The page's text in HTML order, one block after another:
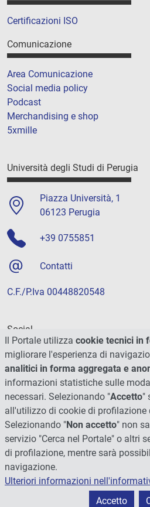
Certificazioni ISO
Comunicazione
Area Comunicazione
Social media policy
Podcast
Merchandising e shop
5xmille
Università degli Studi di Perugia
Piazza Università, 1
06123 Perugia
+39 0755851
Contatti
C.F./P.Iva 00448820548
Social
© 2026 - Università degli
Il Portale utilizza cookie tecnici in
migliorare l'esperienza di
analitici in forma aggregata e
informazioni statistiche sulle
necessari. Selezionando "Accetto"
all'utilizzo di cookie di profilazione
Selezionando "Non accetto" non
servizio "Cerca nel Portale" o altri
di profilazione, mentre sarà
navigazione.
Ulteriori informazioni
Accetto